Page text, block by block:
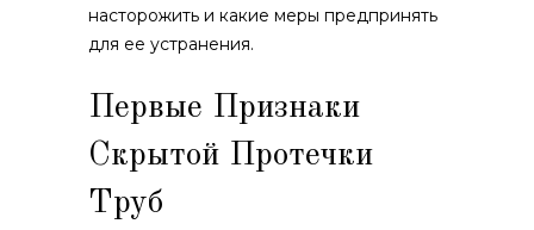
насторожить и какие меры предпринять
для ее устранения.
Первые Признаки
Скрытой Протечки
Труб